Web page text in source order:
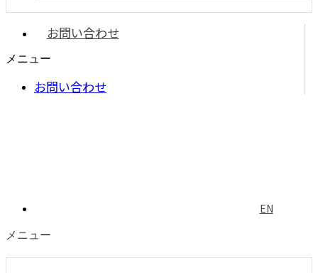
お問い合わせ
メニュー
お問い合わせ
EN
メニュー